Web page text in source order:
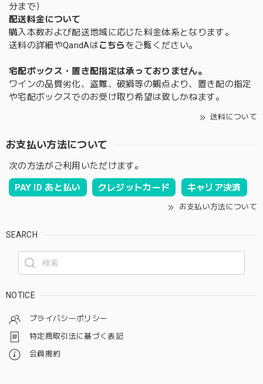
分まで）
配送料金について
購入本数および配送地域に応じた料金体系となります。
送料の詳細やQandAはこちら をご覧ください。
宅配ボックス・置き配指定は承っておりません。
ワインの品質劣化、盗難、破損等の観点より、置き配の指定
や宅配ボックスでのお受け取り希望は致しかねます。
送料について
お支払い方法について
次の方法がご利用いただけます。
PAY ID あと払い クレジットカード キャリア決済
お支払い方法について
SEARCH
NOTICE
プライバシーポリシー
特定商取引法に基づく表記
会員規約